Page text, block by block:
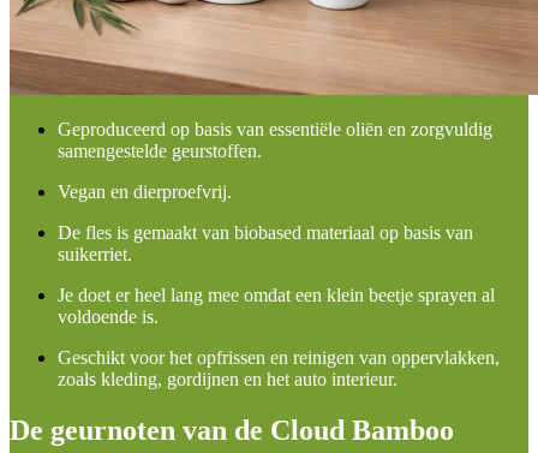
Geproduceerd op basis van essentiële oliën en zorgvuldig
samengestelde geurstoffen.
Vegan en dierproefvrij.
De fles is gemaakt van biobased materiaal op basis van
suikerriet.
Je doet er heel lang mee omdat een klein beetje sprayen al
voldoende is.
Geschikt voor het opfrissen en reinigen van oppervlakken,
zoals kleding, gordijnen en het auto interieur.
De geurnoten van de Cloud Bamboo